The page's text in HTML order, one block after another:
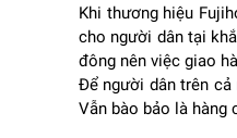
Khi thương hiệu
cho người dân tại
đông nên việc giao
Để người dân trên cả
Vẫn bào bảo là hàng